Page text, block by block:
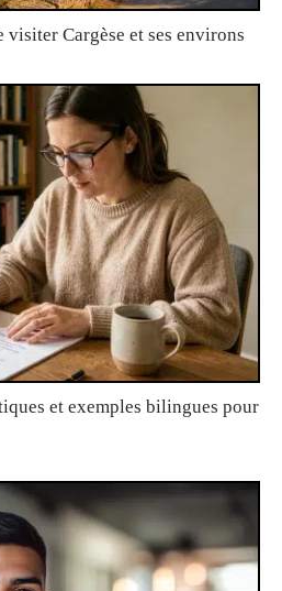
Cargèse et ses environs
et exemples bilingues pour